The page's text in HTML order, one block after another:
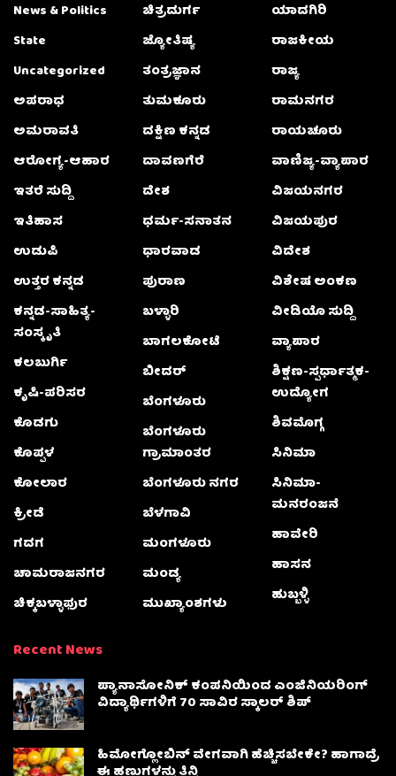
News & Politics
State
Uncategorized
ಅಪರಾಧ
ಅಮರಾವತಿ
ಆರೋಗ್ಯ-ಆಹಾರ
ಇತರೆ ಸುದ್ದಿ
ಇತಿಹಾಸ
ಉಡುಪಿ
ಉತ್ತರ ಕನ್ನಡ
ಕನ್ನಡ-ಸಾಹಿತ್ಯ-
ಸಂಸ್ಕೃತಿ
ಕಲಬುರ್ಗಿ
ಕೃಷಿ-ಪರಿಸರ
ಕೊಡಗು
ಕೊಪ್ಪಳ
ಕೋಲಾರ
ಕ್ರೀಡೆ
ಗದಗ
ಚಾಮರಾಜನಗರ
ಚಿಕ್ಕಬಳ್ಳಾಫುರ
ಚಿತ್ರದುರ್ಗ
ಜ್ಯೋತಿಷ್ಯ
ತಂತ್ರಜ್ಞಾನ
ತುಮಕೂರು
ದಕ್ಷಿಣ ಕನ್ನಡ
ದಾವಣಗೆರೆ
ದೇಶ
ಧರ್ಮ-ಸನಾತನ
ಧಾರವಾಡ
ಪುರಾಣ
ಬಳ್ಳಾರಿ
ಬಾಗಲಕೋಟೆ
ಬೀದರ್
ಬೆಂಗಳೂರು
ಬೆಂಗಳೂರು
ಗ್ರಾಮಾಂತರ
ಬೆಂಗಳೂರು ನಗರ
ಬೆಳಗಾವಿ
ಮಂಗಳೂರು
ಮಂಡ್ಯ
ಮುಖ್ಯಾಂಶಗಳು
ಯಾದಗಿರಿ
ರಾಜಕೀಯ
ರಾಜ್ಯ
ರಾಮನಗರ
ರಾಯಚೂರು
ವಾಣಿಜ್ಯ-ವ್ಯಾಪಾರ
ವಿಜಯನಗರ
ವಿಜಯಪುರ
ವಿದೇಶ
ವಿಶೇಷ ಅಂಕಣ
ವೀಡಿಯೊ ಸುದ್ದಿ
ವ್ಯಾಪಾರ
ಶಿಕ್ಷಣ-ಸ್ಪರ್ಧಾತ್ಮಕ-
ಉದ್ಯೋಗ
ಶಿವಮೊಗ್ಗ
ಸಿನಿಮಾ
ಸಿನಿಮಾ-
ಮನರಂಜನೆ
ಹಾವೇರಿ
ಹಾಸನ
ಹುಬ್ಬಳ್ಳಿ
Recent News
ಪ್ಯಾನಾಸೋನಿಕ್ ಕಂಪನಿಯಿಂದ ಎಂಜಿನಿಯರಿಂಗ್
ವಿದ್ಯಾರ್ಥಿಗಳಿಗೆ 70 ಸಾವಿರ ಸ್ಕಾಲರ್ ಶಿಪ್
ಹಿಮೋಗ್ಲೋಬಿನ್ ವೇಗವಾಗಿ ಹೆಚ್ಚಿಸಬೇಕೇ? ಹಾಗಾದ್ರೆ